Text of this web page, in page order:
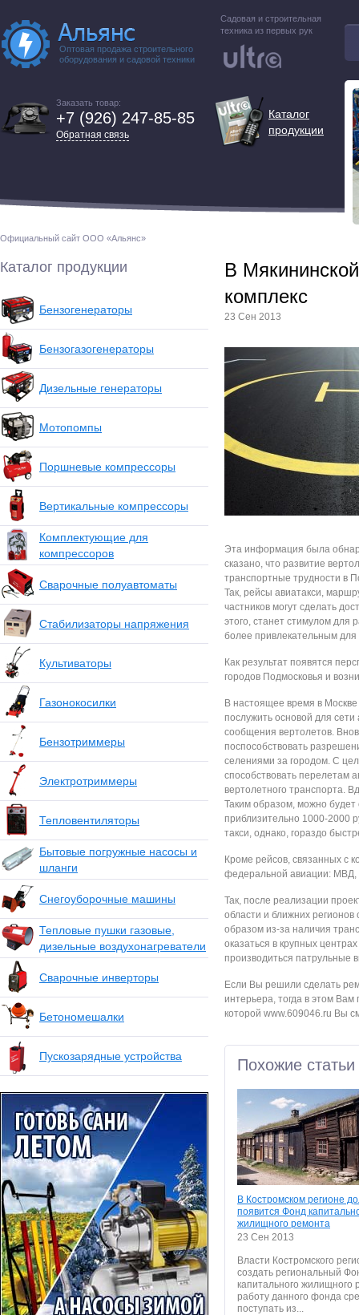
Оптовая продажа строительного
оборудования и садовой техники
Садовая и строительная
техника из первых рук
Заказать товар:
+7 (926) 247-85-85
Обратная связь
Каталог
продукции
Официальный сайт ООО «Альянс»
Каталог продукции
Бензогенераторы
Бензогазогенераторы
Дизельные генераторы
Мотопомпы
Поршневые компрессоры
Вертикальные компрессоры
Комплектующие для
компрессоров
Сварочные полуавтоматы
Стабилизаторы напряжения
Культиваторы
Газонокосилки
Бензотриммеры
Электротриммеры
Тепловентиляторы
Бытовые погружные насосы и
шланги
Снегоуборочные машины
Тепловые пушки газовые,
дизельные воздухонагреватели
Сварочные инверторы
Бетономешалки
Пускозарядные устройства
В
комплекс
23 Сен 2013
Эта информация была
сказано, что развитие
транспортные трудности в
Так, рейсы авиатакси,
частников могут сделать
этого, станет стимулом для
более привлекательным
Как результат появятся
городов Подмосковья и
В настоящее время в
послужить основой для
сообщения вертолетов.
поспособствовать
селениями за городом. С
способствовать перелетам
вертолетного транспорта.
Таким образом, можно будет
приблизительно 1000-2000
такси, однако, гораздо
Кроме рейсов, связанных с
федеральной авиации:
Так, после реализации
области и ближних
образом из-за наличия
оказаться в крупных
производиться
Если Вы решили сделать
интерьера, тогда в этом
которой www.609046.ru Вы
Похожие статьи
В Костромском регионе
появится Фонд
жилищного ремонта
23 Сен 2013
Власти Костромского
создать региональный
капитального жилищного
работу данного фонда
поступать из...